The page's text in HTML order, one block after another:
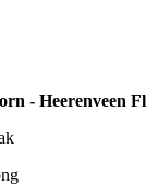
- Heerenveen